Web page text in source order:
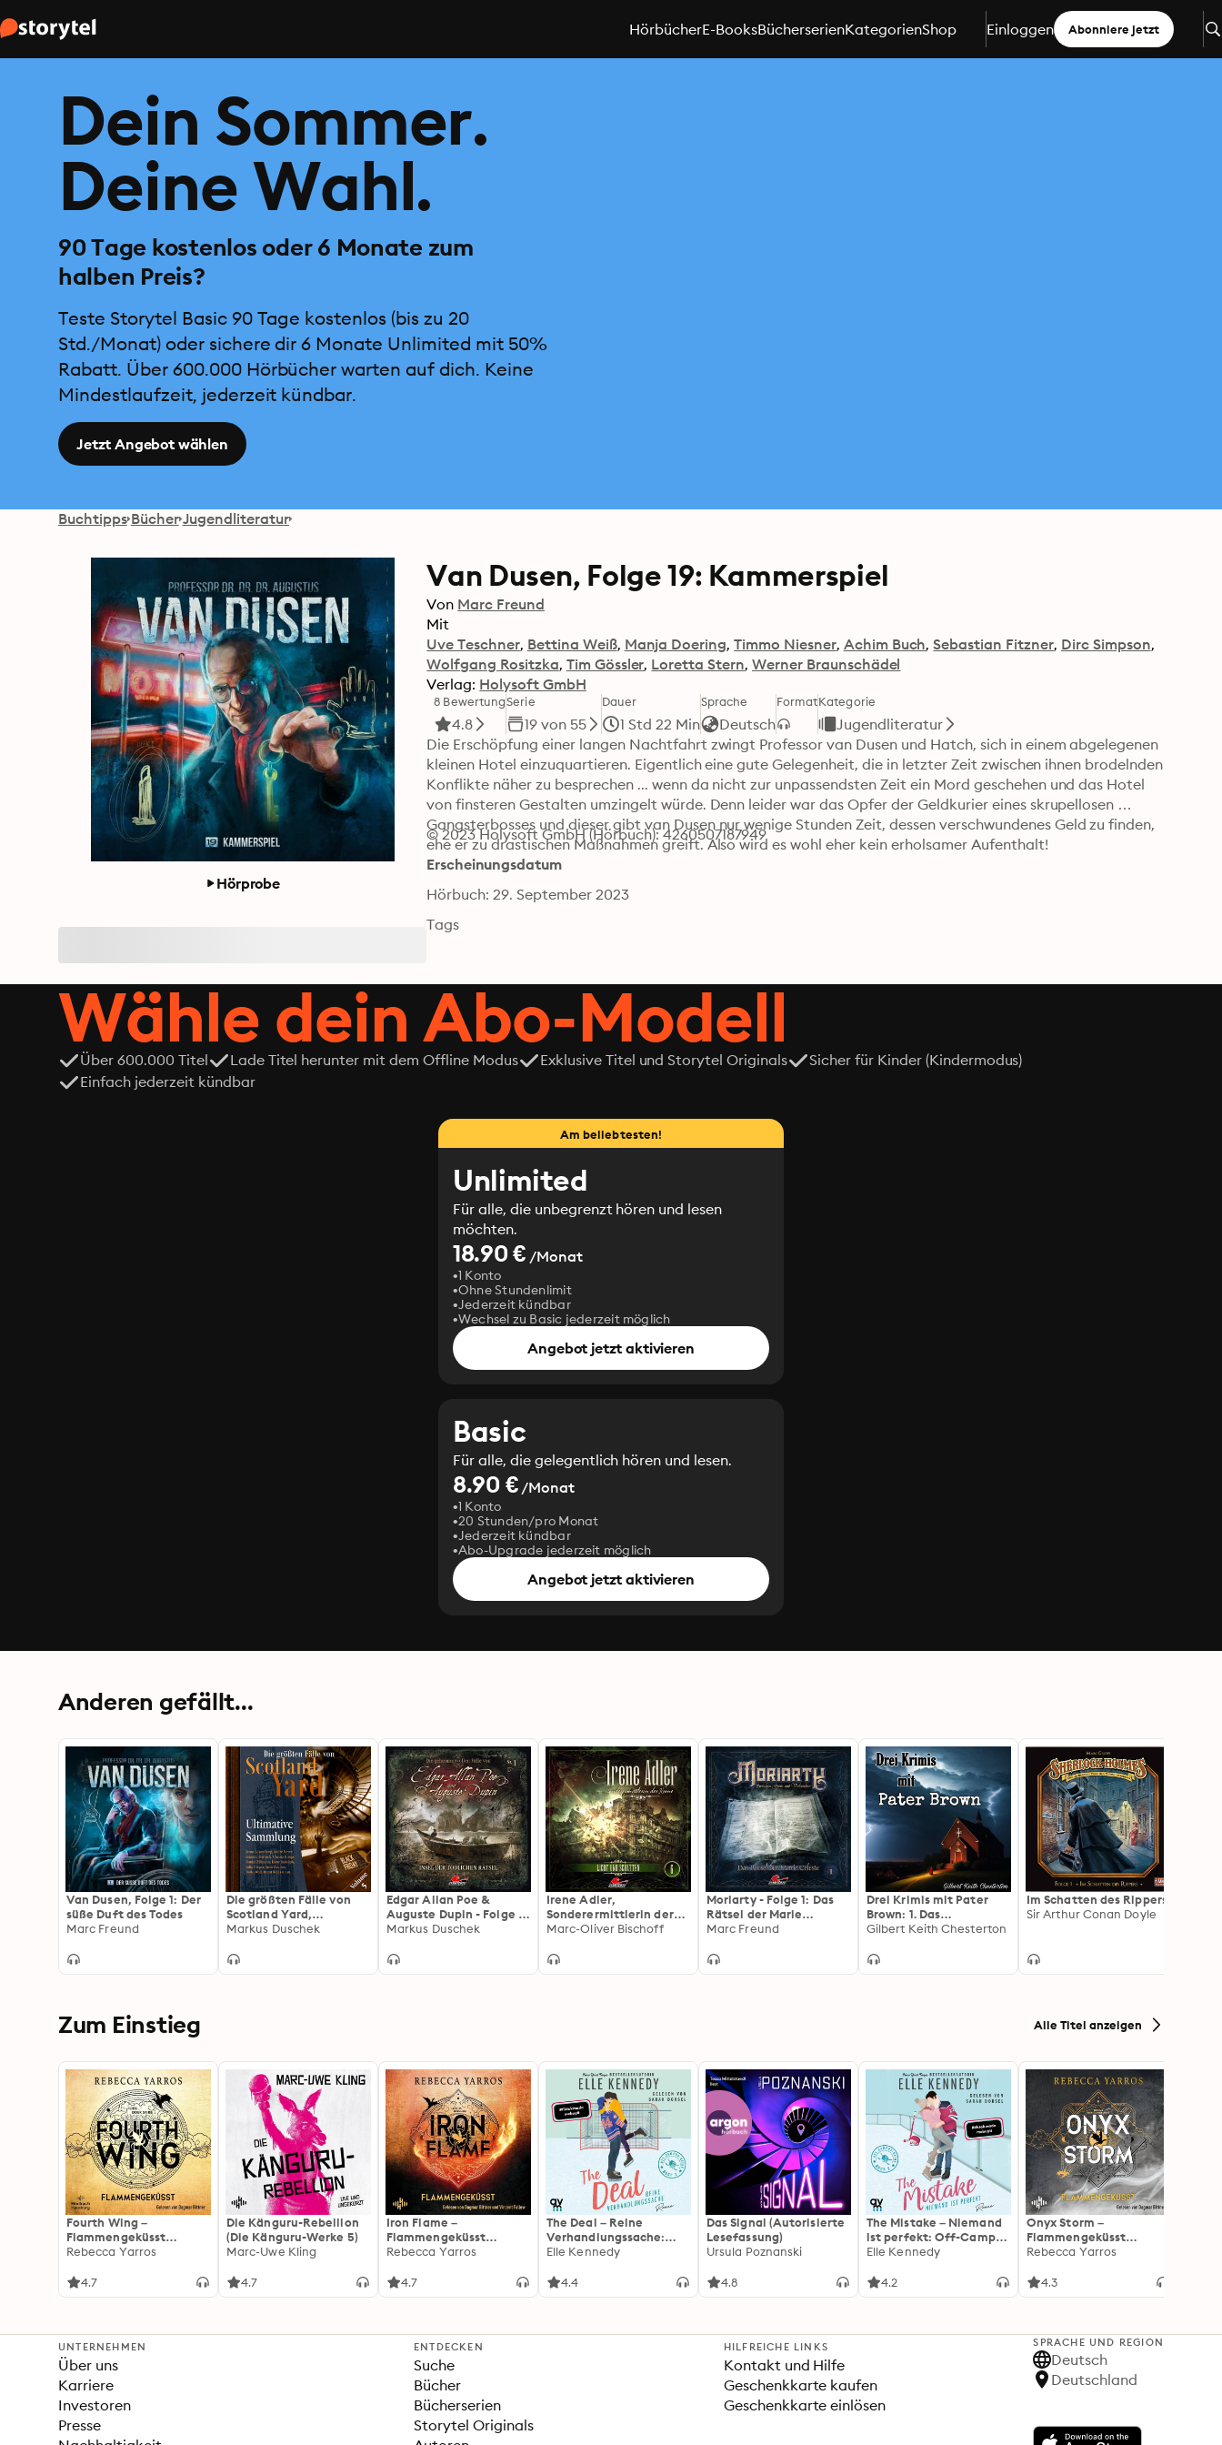
HörbücherE-BooksBücherserienKategorienShop Einloggen Abonniere jetzt
Dein Sommer.
Deine Wahl.
90 Tage kostenlos oder 6 Monate zum
halben Preis?
Teste Storytel Basic 90 Tage kostenlos (bis zu 20
Std./Monat) oder sichere dir 6 Monate Unlimited mit 50%
Rabatt. Über 600.000 Hörbücher warten auf dich. Keine
Mindestlaufzeit, jederzeit kündbar.
Jetzt Angebot wählen
Buchtipps Bücher Jugendliteratur
Hörprobe
Van Dusen, Folge 19: Kammerspiel
Von Marc Freund
Mit
Uve Teschner Bettina Weiß Manja Doering Timmo Niesner Achim Buch Sebastian Fitzner Dirc Simpson
Wolfgang Rositzka Tim Gössler Loretta Stern Werner Braunschädel
Verlag: Holysoft GmbH
8 Bewertung
4.8
Serie
19 von 55
Dauer
1 Std 22 Min
Sprache
Deutsch
FormatKategorie
Jugendliteratur
Die Erschöpfung einer langen Nachtfahrt zwingt Professor van Dusen und Hatch, sich in einem abgelegenen
kleinen Hotel einzuquartieren. Eigentlich eine gute Gelegenheit, die in letzter Zeit zwischen ihnen brodelnden
Konflikte näher zu besprechen ... wenn da nicht zur unpassendsten Zeit ein Mord geschehen und das Hotel
von finsteren Gestalten umzingelt würde. Denn leider war das Opfer der Geldkurier eines skrupellosen
Gangsterbosses und dieser gibt van Dusen nur wenige Stunden Zeit, dessen verschwundenes Geld zu finden,
ehe er zu drastischen Maßnahmen greift. Also wird es wohl eher kein erholsamer Aufenthalt!
© 2023 Holysoft GmbH (Hörbuch): 4260507187949
Erscheinungsdatum
Hörbuch: 29. September 2023
Tags
Wähle dein Abo-Modell
Über 600.000 Titel Lade Titel herunter mit dem Offline Modus Exklusive Titel und Storytel Originals
Sicher für Kinder (Kindermodus)
Einfach jederzeit kündbar
Am beliebtesten!
Unlimited
Für alle, die unbegrenzt hören und lesen
möchten.
18.90 € /Monat
1 Konto
Ohne Stundenlimit
Jederzeit kündbar
Wechsel zu Basic jederzeit möglich
Angebot jetzt aktivieren
Basic
Für alle, die gelegentlich hören und lesen.
8.90 €/Monat
1 Konto
20 Stunden/pro Monat
Jederzeit kündbar
Abo-Upgrade jederzeit möglich
Angebot jetzt aktivieren
Anderen gefällt...
Van Dusen, Folge 1: Der
süße Duft des Todes
Marc Freund
Die größten Fälle von
Scotland Yard,
Ultimative Sammlung
Markus Duschek
Edgar Allan Poe &
Auguste Dupin - Folge 1:
Insel der tödlichen
Markus Duschek
Irene Adler,
Sonderermittlerin der
Krone, Folge 6: Licht und
Marc-Oliver Bischoff
Moriarty - Folge 1: Das
Rätsel der Marie
Celeste
Marc Freund
Drei Krimis mit Pater
Brown: 1. Das
Hundeorakel , 2. Das
Verbrechen , 3. Der
Gilbert Keith Chesterton
Im Schatten des Rippers
Sir Arthur Conan Doyle
Zum Einstieg Alle Titel anzeigen
Fourth Wing –
Flammengeküsst
(Flammengeküsst-Reihe
Rebecca Yarros
4.7
Die Känguru-Rebellion
(Die Känguru-Werke 5)
Marc-Uwe Kling
4.7
Iron Flame –
Flammengeküsst
(Flammengeküsst-Reihe
Fortsetzung des
Rebecca Yarros
4.7
The Deal – Reine
Verhandlungssache:
Off-Campus 1 | Roman |
Prickelnde College-
Elle Kennedy
4.4
Das Signal (Autorisierte
Lesefassung)
Ursula Poznanski
4.8
The Mistake – Niemand
ist perfekt: Off-Campus
2 | Roman
Elle Kennedy
4.2
Onyx Storm –
Flammengeküsst
(Flammengeküsst-Reihe
Fortsetzung von »Fourth
Rebecca Yarros
4.3
UNTERNEHMEN
Über uns
Karriere
Investoren
Presse
ENTDECKEN
Suche
Bücher
Bücherserien
Storytel Originals
HILFREICHE LINKS
Kontakt und Hilfe
Geschenkkarte kaufen
Geschenkkarte einlösen
SPRACHE UND REGION
Deutsch
Deutschland